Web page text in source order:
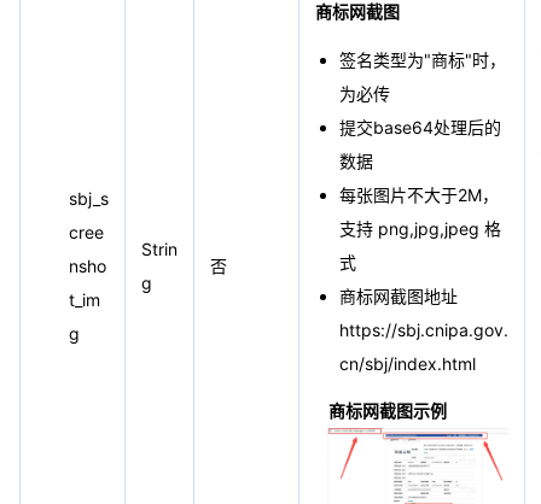
sbj_s
cree
nsho
t_im
g
Strin
g
否
商标网截图
签名类型为"商标"时，
为必传
提交base64处理后的
数据
每张图片不大于2M，
支持 png,jpg,jpeg 格
式
商标网截图地址
https://sbj.cnipa.gov.
cn/sbj/index.html
商标网截图示例